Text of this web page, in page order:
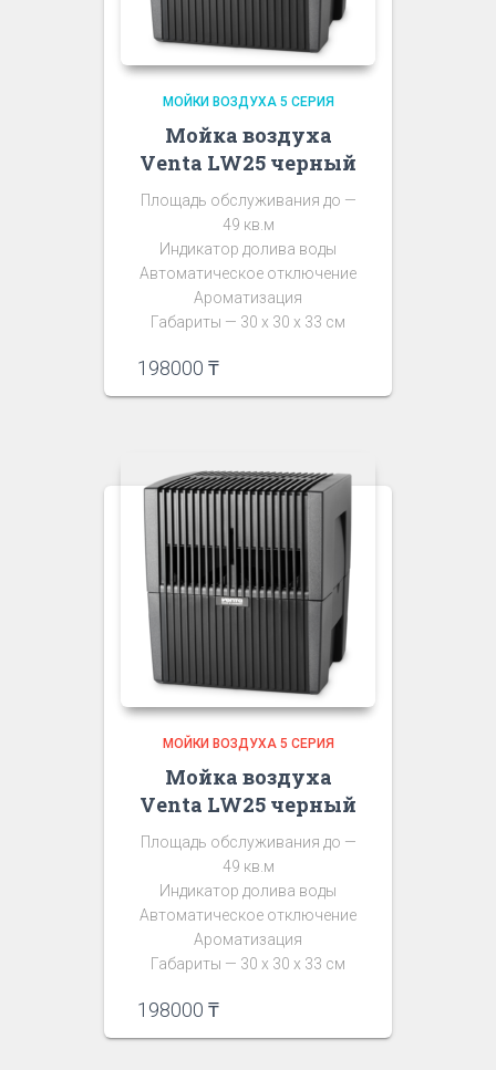
МОЙКИ ВОЗДУХА 5 СЕРИЯ
Мойка воздуха
Venta LW25 черный
Площадь обслуживания до —
49 кв.м
Индикатор долива воды
Автоматическое отключение
Ароматизация
Габариты — 30 х 30 х 33 см
198000 ₸
МОЙКИ ВОЗДУХА 5 СЕРИЯ
Мойка воздуха
Venta LW25 черный
Площадь обслуживания до —
49 кв.м
Индикатор долива воды
Автоматическое отключение
Ароматизация
Габариты — 30 х 30 х 33 см
198000 ₸